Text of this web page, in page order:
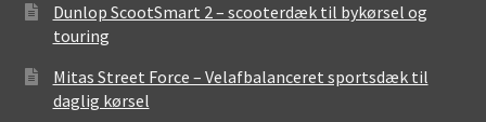
Dunlop ScootSmart 2 – scooterdæk til bykørsel og
touring
Mitas Street Force – Velafbalanceret sportsdæk til
daglig kørsel